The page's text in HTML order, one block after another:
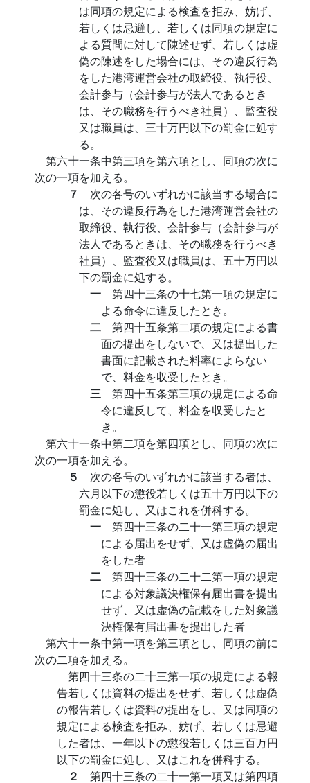
は同項の規定による検査を拒み、妨げ、
若しくは忌避し、若しくは同項の規定に
よる質問に対して陳述せず、若しくは虚
偽の陳述をした場合には、その違反行為
をした港湾運営会社の取締役、執行役、
会計参与（会計参与が法人であるとき
は、その職務を行うべき社員）、監査役
又は職員は、三十万円以下の罰金に処す
る。
第六十一条中第三項を第六項とし、同項の次に
次の一項を加える。
７ 次の各号のいずれかに該当する場合に
は、その違反行為をした港湾運営会社の
取締役、執行役、会計参与（会計参与が
法人であるときは、その職務を行うべき
社員）、監査役又は職員は、五十万円以
下の罰金に処する。
一 第四十三条の十七第一項の規定に
よる命令に違反したとき。
二 第四十五条第二項の規定による書
面の提出をしないで、又は提出した
書面に記載された料率によらない
で、料金を収受したとき。
三 第四十五条第三項の規定による命
令に違反して、料金を収受したと
き。
第六十一条中第二項を第四項とし、同項の次に
次の一項を加える。
５ 次の各号のいずれかに該当する者は、
六月以下の懲役若しくは五十万円以下の
罰金に処し、又はこれを併科する。
一 第四十三条の二十一第三項の規定
による届出をせず、又は虚偽の届出
をした者
二 第四十三条の二十二第一項の規定
による対象議決権保有届出書を提出
せず、又は虚偽の記載をした対象議
決権保有届出書を提出した者
第六十一条中第一項を第三項とし、同項の前に
次の二項を加える。
第四十三条の二十三第一項の規定による報
告若しくは資料の提出をせず、若しくは虚偽
の報告若しくは資料の提出をし、又は同項の
規定による検査を拒み、妨げ、若しくは忌避
した者は、一年以下の懲役若しくは三百万円
以下の罰金に処し、又はこれを併科する。
２ 第四十三条の二十一第一項又は第四項